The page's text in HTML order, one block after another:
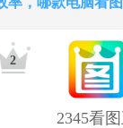
2345看